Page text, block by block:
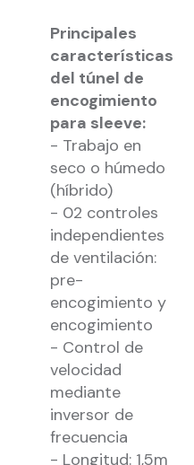
Principales
características
del túnel de
encogimiento
para sleeve:
- Trabajo en
seco o húmedo
(híbrido)
- 02 controles
independientes
de ventilación:
pre-
encogimiento y
encogimiento
- Control de
velocidad
mediante
inversor de
frecuencia
- Longitud: 1,5m